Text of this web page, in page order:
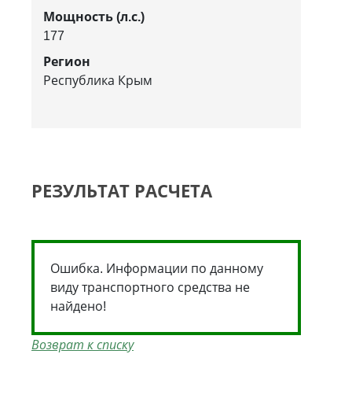
Мощность (л.с.)
177
Регион
Республика Крым
РЕЗУЛЬТАТ РАСЧЕТА
Ошибка. Информации по данному
виду транспортного средства не
найдено!
Возврат к списку